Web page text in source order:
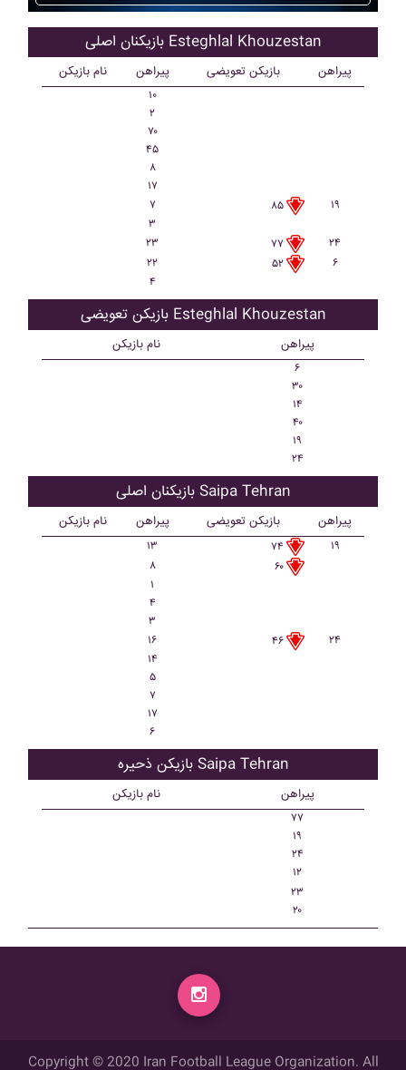
بازیکنان اصلی Esteghlal Khouzestan
نام بازیکن پیراهن بازیکن تعویضی پیراهن
۱۰
۲
۷۰
۴۵
۸
۱۷
۷
۸۵
۱۹
۳
۲۳
۷۷
۲۴
۲۲
۵۲
۶
۴
بازیکن تعویضی Esteghlal Khouzestan
نام بازیکن پیراهن
۶
۳۰
۱۴
۴۰
۱۹
۲۴
بازیکنان اصلی Saipa Tehran
نام بازیکن پیراهن بازیکن تعویضی پیراهن
۱۳ ۷۴
۱۹
۸
۶۰
۱
۴
۳
۱۶
۴۶
۲۴
۱۴
۵
۷
۱۷
۶
بازیکن ذحیره Saipa Tehran
نام بازیکن پیراهن
۷۷
۱۹
۲۴
۱۲
۲۳
۲۰
Copyright © 2020 Iran Football League Organization. All